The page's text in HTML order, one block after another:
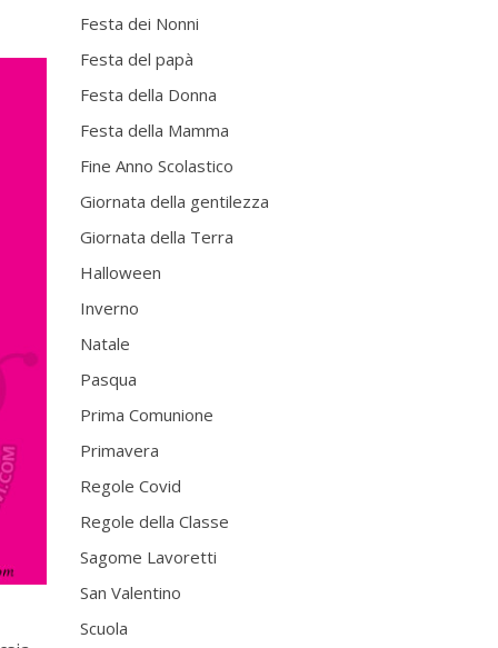
Festa dei Nonni
Festa del papà
Festa della Donna
Festa della Mamma
Fine Anno Scolastico
Giornata della gentilezza
Giornata della Terra
Halloween
Inverno
Natale
Pasqua
Prima Comunione
Primavera
Regole Covid
Regole della Classe
Sagome Lavoretti
San Valentino
Scuola